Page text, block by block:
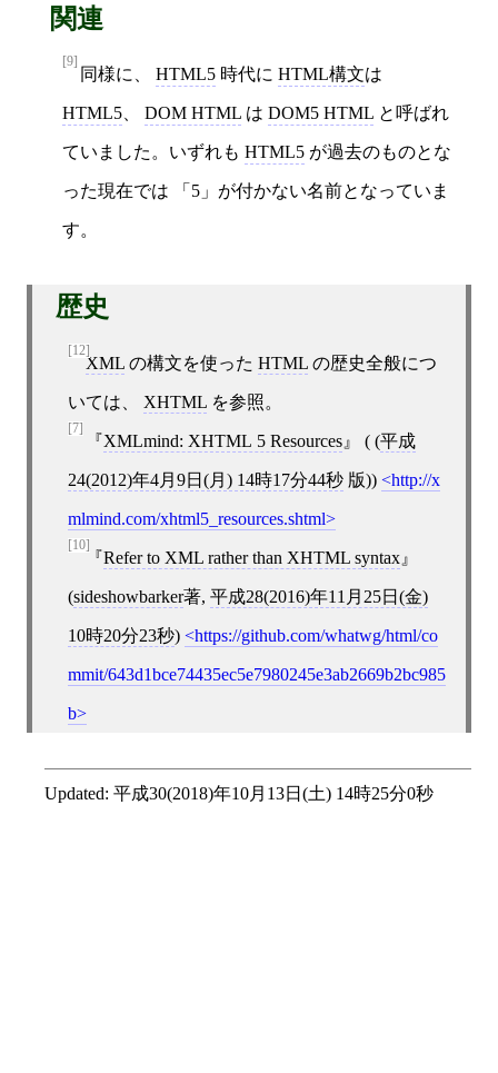
関連
[9]
同様に、 HTML5 時代に HTML構文は
HTML5 DOM HTML は DOM5 HTML と呼ばれ
ていました。いずれも HTML5 が過去のものとな
った現在では 「5」が付かない名前となっていま
す。
歴史
[12]
XMLの構文を使った HTMLの歴史全般につ
いては、 XHTMLを参照。
[7]
XMLmind: XHTML 5 Resources ( (平成
24(2012)年4月9日(月) 14時17分44秒版)) http://x
mlmind.com/xhtml5_resources.shtml
[10]
Refer to XML rather than XHTML syntax
(sideshowbarker著, 平成28(2016)年11月25日(金)
10時20分23秒) https://github.com/whatwg/html/co
mmit/643d1bce74435ec5e7980245e3ab2669b2bc985
b
Updated: 平成30(2018)年10月13日(土) 14時25分0秒